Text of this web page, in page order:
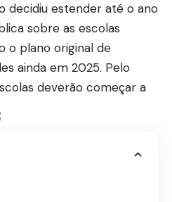
decidiu estender até o ano
sobre as escolas
o plano original de
ainda em 2025. Pelo
deverão começar a